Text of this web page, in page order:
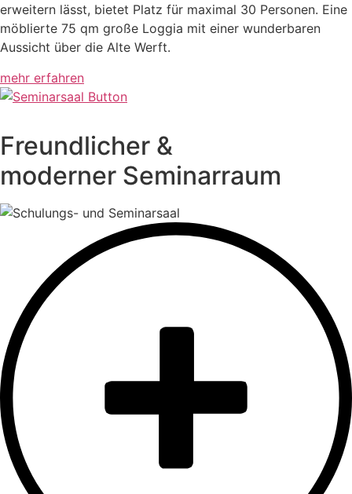
erweitern lässt, bietet Platz für maximal 30 Personen. Eine
möblierte 75 qm große Loggia mit einer wunderbaren
Aussicht über die Alte Werft.
mehr erfahren
Freundlicher &
moderner Seminarraum